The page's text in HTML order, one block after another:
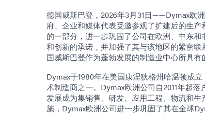
德国威斯巴登，2026年3月31日——Dymax欧
府、企业和媒体代表受邀参观了扩建后的生
的一部分，进一步巩固了公司在欧洲、中东
和创新的承诺，并加强了其与该地区的紧密
国威斯巴登作为蓬勃发展的制造业中心所具有
Dymax于1980年在美国康涅狄格州哈温顿成
术制造商之一。Dymax欧洲公司自2011年起
发展成为集销售、研发、应用工程、物流和
施，Dymax欧洲公司进一步巩固了其在全球